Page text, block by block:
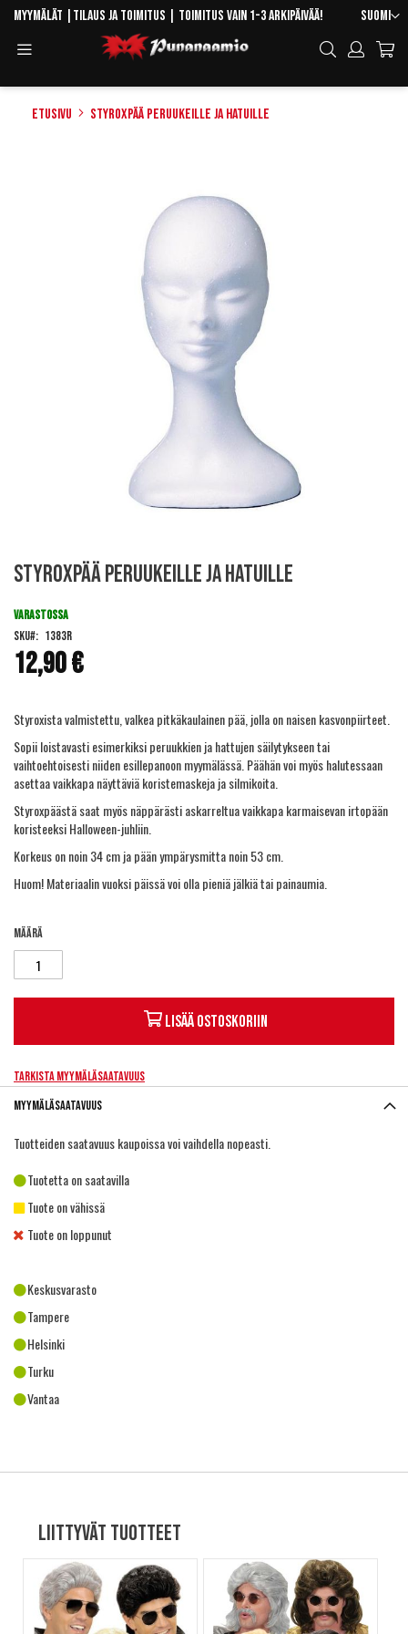
Skip
Content
Kieli
Suomi
Myymälät Tilaus ja toimitus | Toimitus vain 1-3 arkipäivää!
Hae
Etusivu Styroxpää peruukeille ja hatuille
to
beginning
the
images
gallery
Styroxpää peruukeille ja hatuille
12,90 €
VARASTOSSA
SKU
1383R
Styroxista valmistettu, valkea pitkäkaulainen pää, jolla on naisen kasvonpiirteet.
Sopii loistavasti esimerkiksi peruukkien ja hattujen säilytykseen tai
vaihtoehtoisesti niiden esillepanoon myymälässä. Päähän voi myös halutessaan
asettaa vaikkapa näyttäviä koristemaskeja ja silmikoita.
Styroxpäästä saat myös näppärästi askarreltua vaikkapa karmaisevan irtopään
koristeeksi Halloween-juhliin.
Korkeus on noin 34 cm ja pään ympärysmitta noin 53 cm.
Huom! Materiaalin vuoksi päissä voi olla pieniä jälkiä tai painaumia.
Määrä
Lisää ostoskoriin
Tarkista myymäläsaatavuus
Myymäläsaatavuus
Tuotteiden saatavuus kaupoissa voi vaihdella nopeasti.
Tuotetta on saatavilla
Tuote on vähissä
Tuote on loppunut
Keskusvarasto
Tampere
Helsinki
Turku
Vantaa
Liittyvät tuotteet